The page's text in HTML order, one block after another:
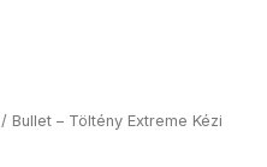
/ Bullet – Töltény Extreme Kézi